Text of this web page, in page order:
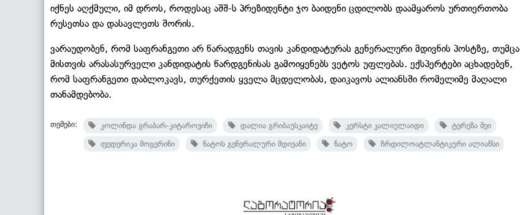
იქნეს აღქმული, იმ დროს, როდესაც აშშ-ს პრეზიდენტი ჯო ბაიდენი ცდილობს დაამყაროს ურთიერთობა
რუსეთსა და დასავლეთს შორის.
ვარაუდობენ, რომ საფრანგეთი არ წარადგენს თავის კანდიდატურას გენერალური მდივნის პოსტზე, თუმცა
მისთვის არასასურველი კანდიდატის წარდგენისას გამოიყენებს ვეტოს უფლებას. ექსპერტები აცხადებენ,
რომ საფრანგეთი დაბლოკავს, თურქეთის ყველა მცდელობას, დაიკავოს ალიანსში რომელიმე მაღალი
თანამდებობა.
თემები: კოლინდა გრაბარ-კიტაროვიჩი დალია გრიბაუსკაიტე კერსტი კალიულაიდი
ტერეზა მეი
ფედერიკა მოგერინი
ნატოს გენერალური მდივანი ნატო ჩრდილოატლანტიკური ალიანსი